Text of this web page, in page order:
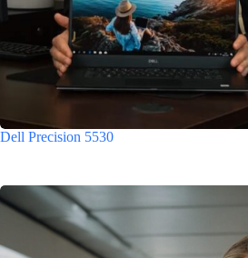
Dell Precision 5530